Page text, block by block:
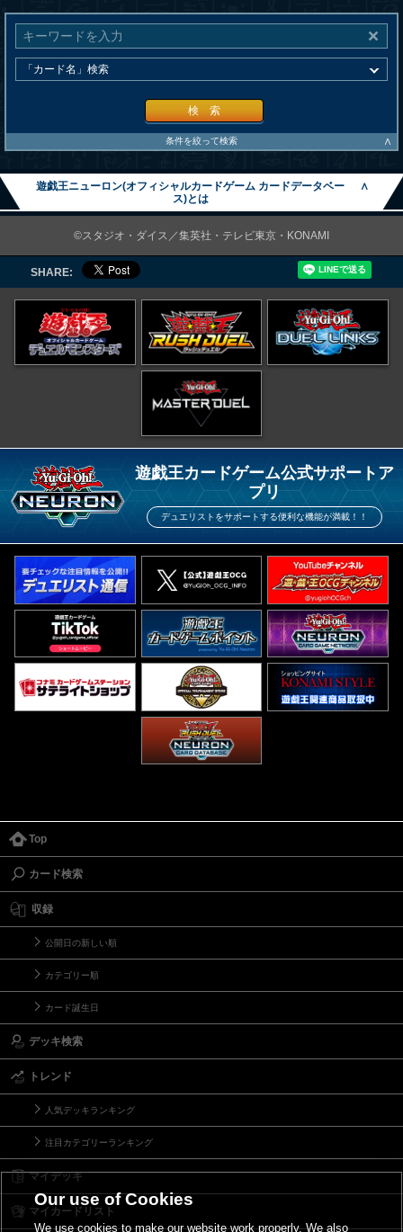
検 索
条件を絞って検索 ∧
遊戯王ニューロン(オフィシャルカードゲーム カードデータベー
ス)とは
∧
©スタジオ・ダイス／集英社・テレビ東京・KONAMI
SHARE:
遊戯王カードゲーム公式サポートア
プリ
デュエリストをサポートする便利な機能が満載！！
Top
カード検索
収録
公開日の新しい順
カテゴリー順
カード誕生日
デッキ検索
トレンド
人気デッキランキング
注目カテゴリーランキング
マイデッキ
マイカードリスト
Our use of Cookies
We use cookies to make our website work properly. We also